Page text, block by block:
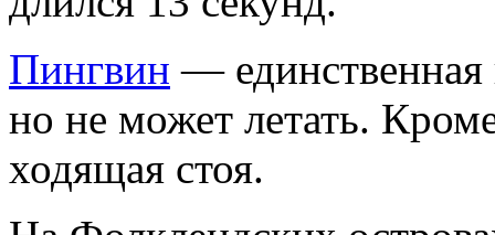
Пингвин — единственная
но не может летать.
ходящая стоя.